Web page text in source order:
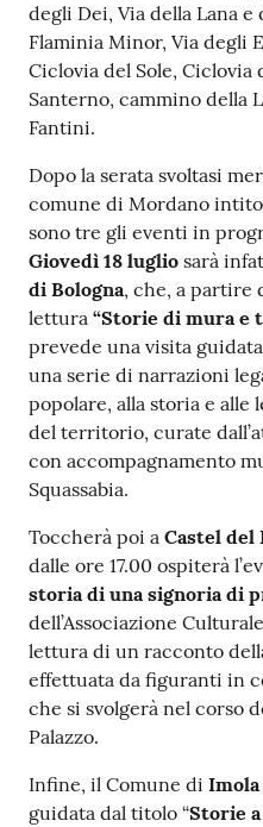
degli Dei, Via della Lana e
Flaminia Minor, Via degli
Ciclovia del Sole, Ciclovia
Santerno, cammino della
Fantini.
Dopo la serata svoltasi
comune di Mordano
sono tre gli eventi in
Giovedì 18 luglio sarà
di Bologna, che, a partire
lettura “Storie di mura e
prevede una visita
una serie di narrazioni
popolare, alla storia e alle
del territorio, curate
con accompagnamento
Squassabia.
Toccherà poi a Castel del
dalle ore 17.00 ospiterà
storia di una signoria di
dell’Associazione
lettura di un racconto
effettuata da figuranti in
che si svolgerà nel corso
Palazzo.
Infine, il Comune di Imola
guidata dal titolo “Storie